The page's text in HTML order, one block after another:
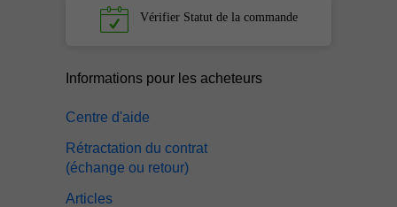
VérifierStatut de la commande
Informations pour les acheteurs
Centre d'aide
Rétractation du contrat
(échange ou retour)
Articles